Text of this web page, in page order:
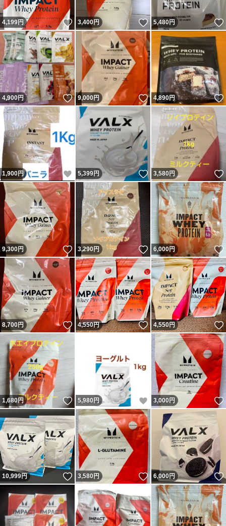
4,199円 いいね！
3,400円 いいね！
5,480円
4,900円 いいね！
9,000円 いいね！
4,890円
1,900円 いいね！
5,399円 いいね！
3,580円
9,300円 いいね！
3,290円 いいね！
6,000円
8,700円 いいね！
4,550円 いいね！
4,550円
1,680円 いいね！
5,980 円 いいね！
3,000円
10,999円 いいね！
3,580円 いいね！
6,000円